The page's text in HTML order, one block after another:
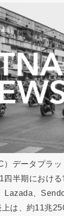
データプラッ
半期における
Lazada、
は、約11兆